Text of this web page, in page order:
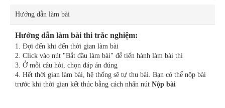
Hướng dẫn làm bài
Hướng dẫn làm bài thi trắc nghiệm:
1. Đợi đến khi đến thời gian làm bài
2. Click vào nút "Bắt đầu làm bài" để tiến hành làm bài thi
3. Ở mỗi câu hỏi, chọn đáp án đúng
4. Hết thời gian làm bài, hệ thống sẽ tự thu bài. Bạn có thể nộp bài
trước khi thời gian kết thúc bằng cách nhấn nút Nộp bài